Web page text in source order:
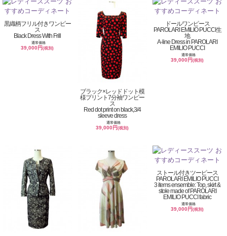
黒織柄フリル付きワンピー
ス
Black Dress With Frill
通常価格
39,000円(税別)
ブラック×レッドドット模
様プリント7分袖ワンピー
ス
Red dot print on black,3/4
sleeve dress
通常価格
39,000円(税別)
ドールワンピース
PAROLARI EMILIO PUCCI生
地
A-line Dress in PAROLARI
EMILIO PUCCI
通常価格
39,000円(税別)
ストール付きツーピース
PAROLARI EMILIO PUCCI
3 items ensemble: Top, skirt &
stole made of PAROLARI
EMILIO PUCCI fabric
通常価格
39,000円(税別)